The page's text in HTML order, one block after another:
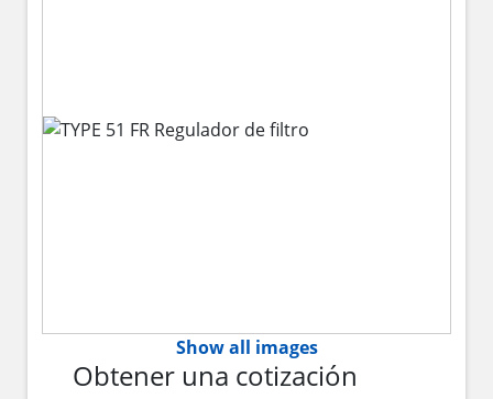
Show all images
Obtener una cotización